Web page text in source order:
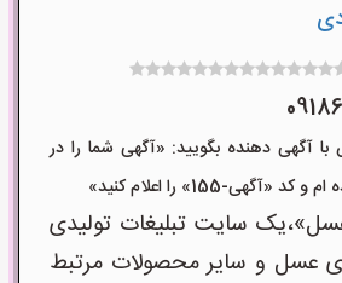
آگهی دهنده بگویید: «آگهی شما را در
155» را اعلام کنید»
سایت تبلیغات تولیدی
عسل و سایر محصولات مرتبط